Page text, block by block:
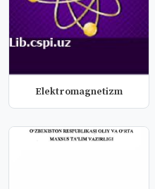
Elektromagnetizm